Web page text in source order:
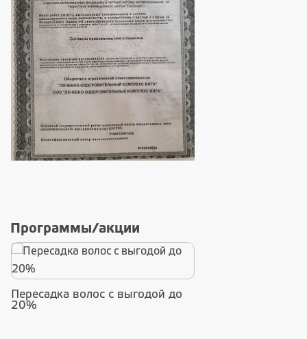
Программы/акции
Пересадка волос с выгодой до
20%